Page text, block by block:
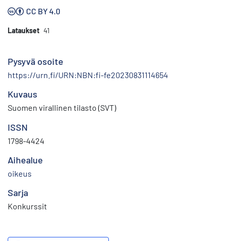
CC BY 4.0
Lataukset 41
Pysyvä osoite
https://urn.fi/URN:NBN:fi-fe20230831114654
Kuvaus
Suomen virallinen tilasto (SVT)
ISSN
1798-4424
Aihealue
oikeus
Sarja
Konkurssit